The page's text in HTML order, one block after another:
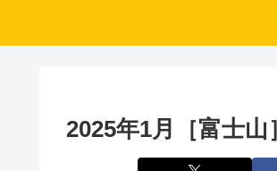
2025年1月［富士山